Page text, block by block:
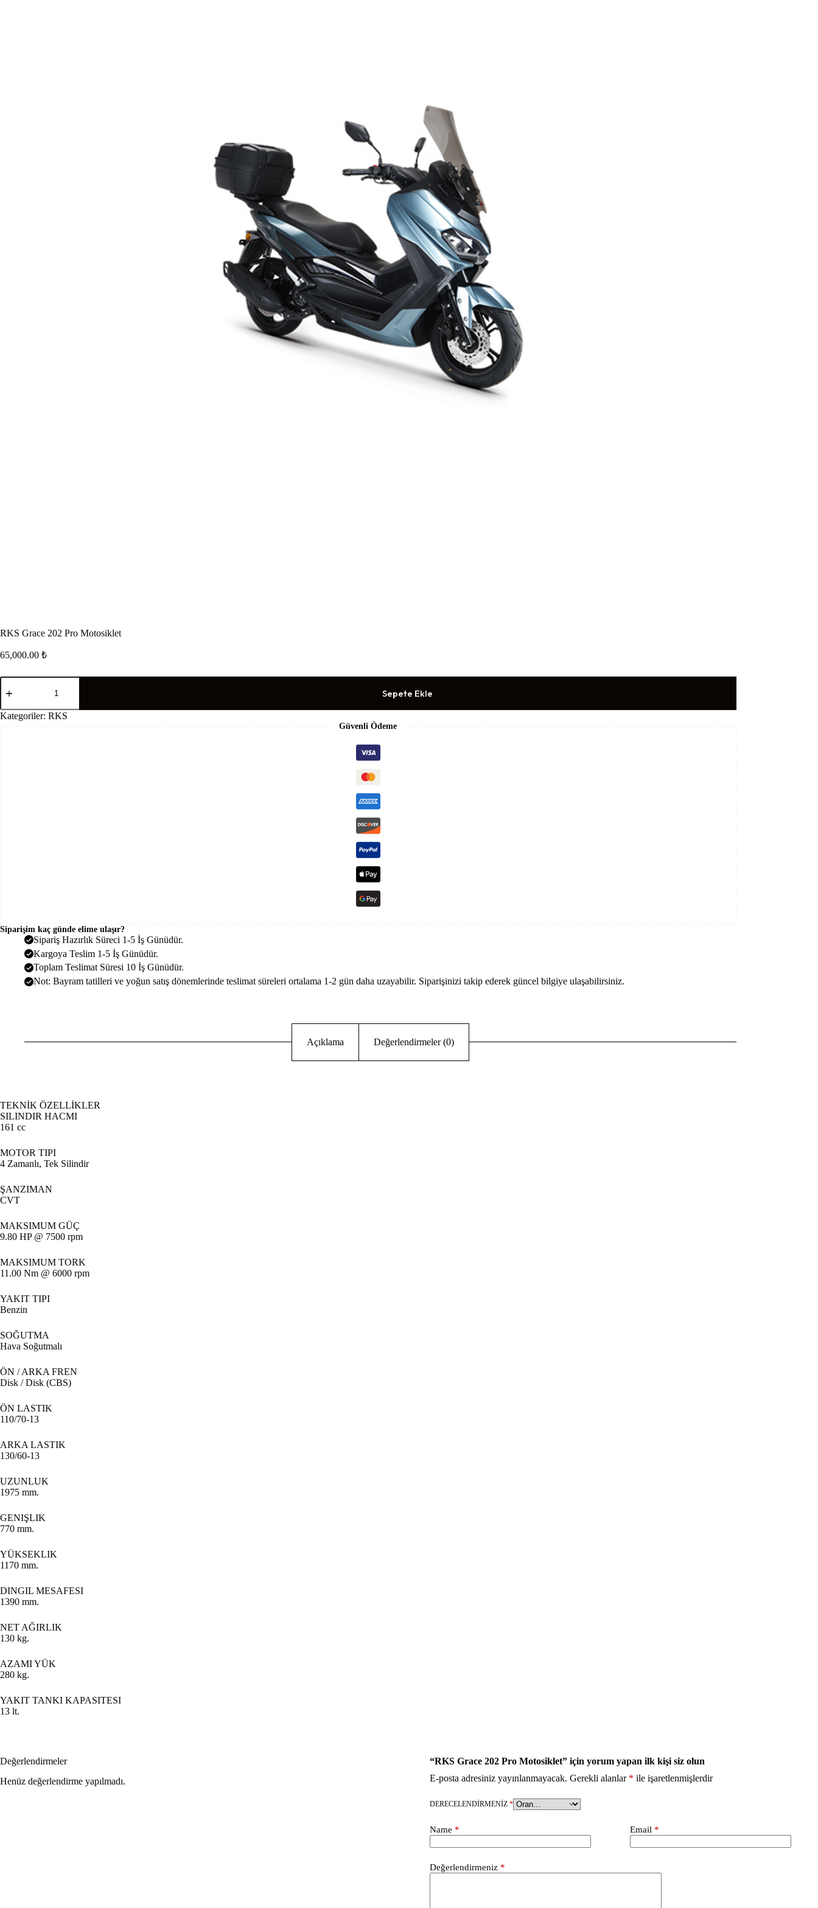
RKS Grace 202 Pro Motosiklet
65,000.00 ₺
RKS
Grace
Pro
Motosiklet
Sepete Ekle
Kategoriler: RKS
Güvenli Ödeme
Siparişim kaç günde elime ulaşır?
Sipariş Hazırlık Süreci 1-5 İş Günüdür.
Kargoya Teslim 1-5 İş Günüdür.
Toplam Teslimat Süresi 10 İş Günüdür.
Not: Bayram tatilleri ve yoğun satış dönemlerinde teslimat süreleri ortalama 1-2 gün daha uzayabilir. Siparişinizi takip ederek güncel bilgiye ulaşabilirsiniz.
Açıklama Değerlendirmeler (0)
TEKNİK ÖZELLİKLER
SILINDIR HACMI
161 cc
MOTOR TIPI
4 Zamanlı, Tek Silindir
ŞANZIMAN
CVT
MAKSIMUM GÜÇ
9.80 HP @ 7500 rpm
MAKSIMUM TORK
11.00 Nm @ 6000 rpm
YAKIT TIPI
Benzin
SOĞUTMA
Hava Soğutmalı
ÖN / ARKA FREN
Disk / Disk (CBS)
ÖN LASTIK
110/70-13
ARKA LASTIK
130/60-13
UZUNLUK
1975 mm.
GENIŞLIK
770 mm.
YÜKSEKLIK
1170 mm.
DINGIL MESAFESI
1390 mm.
NET AĞIRLIK
130 kg.
AZAMI YÜK
280 kg.
YAKIT TANKI KAPASITESI
13 lt.
Değerlendirmeler
Henüz değerlendirme yapılmadı.
“RKS Grace 202 Pro Motosiklet” için yorum yapan ilk kişi siz olun
E-posta adresiniz yayınlanmayacak. Gerekli alanlar * ile işaretlenmişlerdir
DERECELENDIRMENIZ *
Name * Email *
Değerlendirmeniz *